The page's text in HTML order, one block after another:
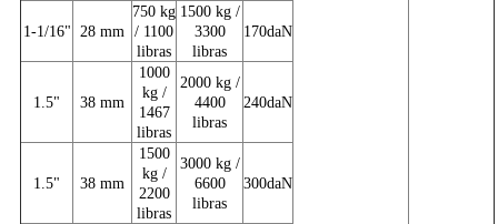
1-1/16" 28 mm
750 kg
/ 1100
libras
1500 kg /
3300
libras
170daN
1.5" 38 mm
1000
kg /
1467
libras
2000 kg /
4400
libras
240daN
1.5" 38 mm
1500
kg /
2200
libras
3000 kg /
6600
libras
300daN